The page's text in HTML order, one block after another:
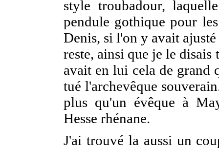
style troubadour,
pendule gothique pour
Denis, si l'on y avait
reste, ainsi que je le
avait en lui cela de
tué l'archevêque
plus qu'un évêque à
Hesse rhénane.
J'ai trouvé la aussi un